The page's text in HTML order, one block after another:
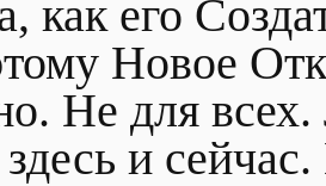
как его
Новое
Не для
и